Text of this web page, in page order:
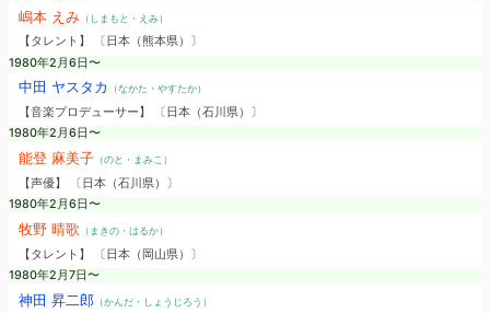
嶋本 えみ（しまもと・えみ）
【タレント】 〔日本（熊本県）〕
1980年2月6日〜
中田 ヤスタカ （なかた・やすたか）
【音楽プロデューサー】 〔日本（石川県）〕
1980年2月6日〜
能登 麻美子（のと・まみこ）
【声優】 〔日本（石川県）〕
1980年2月6日〜
牧野 晴歌 （まきの・はるか）
【タレント】 〔日本（岡山県）〕
1980年2月7日〜
神田 昇二郎（かんだ・しょうじろう）